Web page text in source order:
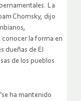
La
Chomsky, dijo
conocer la forma en
dueñas de El
de los pueblos
ha mantenido